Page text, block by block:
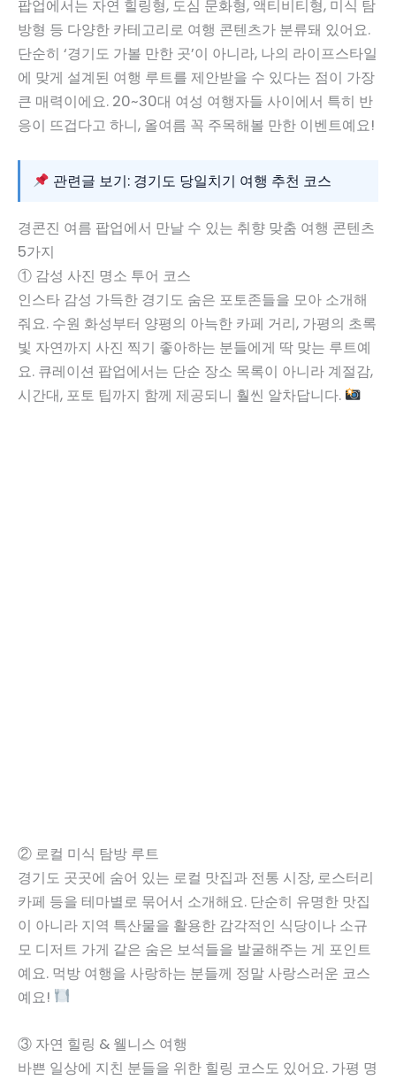
팝업에서는 자연 힐링형, 도심 문화형, 액티비티형, 미식 탐
방형 등 다양한 카테고리로 여행 콘텐츠가 분류돼 있어요.
단순히 ‘경기도 가볼 만한 곳’이 아니라, 나의 라이프스타일
에 맞게 설계된 여행 루트를 제안받을 수 있다는 점이 가장
큰 매력이에요. 20~30대 여성 여행자들 사이에서 특히 반
응이 뜨겁다고 하니, 올여름 꼭 주목해볼 만한 이벤트예요!
관련글 보기: 경기도 당일치기 여행 추천 코스
경콘진 여름 팝업에서 만날 수 있는 취향 맞춤 여행 콘텐츠
5가지
① 감성 사진 명소 투어 코스
인스타 감성 가득한 경기도 숨은 포토존들을 모아 소개해
줘요. 수원 화성부터 양평의 아늑한 카페 거리, 가평의 초록
빛 자연까지 사진 찍기 좋아하는 분들에게 딱 맞는 루트예
요. 큐레이션 팝업에서는 단순 장소 목록이 아니라 계절감,
시간대, 포토 팁까지 함께 제공되니 훨씬 알차답니다.
② 로컬 미식 탐방 루트
경기도 곳곳에 숨어 있는 로컬 맛집과 전통 시장, 로스터리
카페 등을 테마별로 묶어서 소개해요. 단순히 유명한 맛집
이 아니라 지역 특산물을 활용한 감각적인 식당이나 소규
모 디저트 가게 같은 숨은 보석들을 발굴해주는 게 포인트
예요. 먹방 여행을 사랑하는 분들께 정말 사랑스러운 코스
예요!
③ 자연 힐링 & 웰니스 여행
바쁜 일상에 지친 분들을 위한 힐링 코스도 있어요. 가평 명